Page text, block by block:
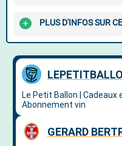
PLUS D'INFOS SUR